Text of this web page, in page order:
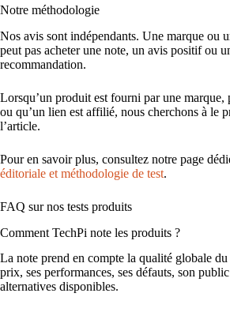
Notre méthodologie
Nos avis sont indépendants. Une marque ou
peut pas acheter une note, un avis positif ou
recommandation.
Lorsqu’un produit est fourni par une marque,
ou qu’un lien est affilié, nous cherchons à le
l’article.
Pour en savoir plus, consultez notre page
éditoriale et méthodologie de test.
FAQ sur nos tests produits
Comment TechPi note les produits ?
La note prend en compte la qualité globale
prix, ses performances, ses défauts, son
alternatives disponibles.